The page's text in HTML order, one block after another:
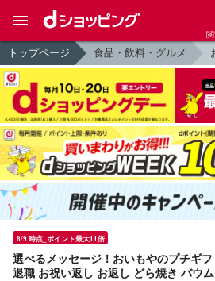
トップページ 食品・飲料・グルメ
8/9 時点_ポイント最大11倍
選べるメッセージ！おいもやのプチギ
退職 お祝い返し お返し どら焼き バウ